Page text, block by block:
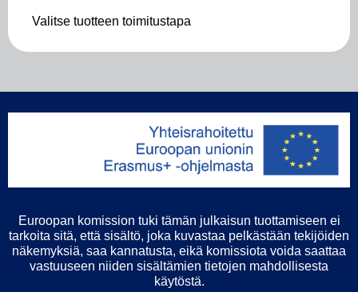
Valitse tuotteen toimitustapa
Euroopan komission tuki tämän julkaisun tuottamiseen ei
tarkoita sitä, että sisältö, joka kuvastaa pelkästään tekijöiden
näkemyksiä, saa kannatusta, eikä komissiota voida saattaa
vastuuseen niiden sisältämien tietojen mahdollisesta
käytöstä.